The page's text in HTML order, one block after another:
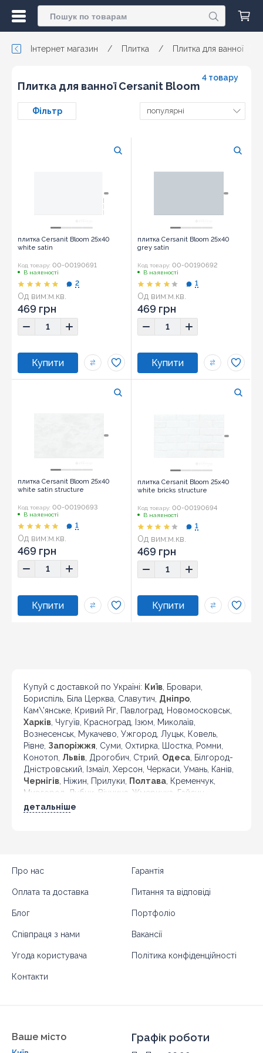
Інтернет магазин / Плитка / Плитка для ванної
Плитка для ванної Cersanit Bloom
4 товару
Фільтр популярні
плитка Cersanit Bloom 25x40
white satin
Код товару: 00-00190691
В наявності
Од вим:м.кв.
2
469 грн
плитка Cersanit Bloom 25x40
grey satin
Код товару: 00-00190692
В наявності
Од вим:м.кв.
Розмір:25x40
1
469 грн
плитка Cersanit Bloom 25x40
white satin structure
Код товару: 00-00190693
В наявності
Од вим:м.кв.
Розмір:25x40
1
469 грн
плитка Cersanit Bloom 25x40
white bricks structure
Код товару: 00-00190694
В наявності
Од вим:м.кв.
Розмір:25x40
1
469 грн
Купуй с доставкой по Україні: Київ , Бровари,
Бориспіль, Біла Церква, Славутич, Дніпро
Кам\'янське, Кривий Ріг, Павлоград, Новомосковськ,
Харків , Чугуїв, Красноград, Ізюм, Миколаїв,
Вознесенськ, Мукачево, Ужгород, Луцьк, Ковель,
Рівне, Запоріжжя , Суми, Охтирка, Шостка, Ромни,
Конотоп, Львів , Дрогобич, Стрий, Одеса , Білгород-
Дністровський, Ізмаїл, Херсон, Черкаси, Умань, Канів,
Чернігів , Ніжин, Прилуки, Полтава , Кременчук,
Миргород, Лубни, Вінниця, Жмеринка, Гайсин,
Бердичів, Житомир, Новоград-Волинський,
Коростень,
детальніше
Про нас Гарантія
Оплата та доставка Питання та відповіді
Блог Портфоліо
Співпраця з нами Вакансії
Угода користувача Політика конфіденційності
Контакти
Ваше місто Графік роботи